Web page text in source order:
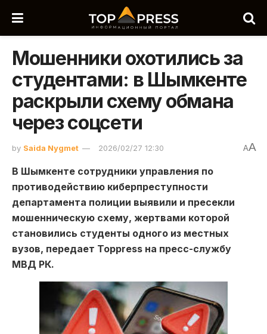
Мошенники охотились за
студентами: в Шымкенте
раскрыли схему обмана
через соцсети
by Saida Nygmet 2026/02/27 12:30 AA
В Шымкенте сотрудники управления по
противодействию киберпреступности
департамента полиции выявили и пресекли
мошенническую схему, жертвами которой
становились студенты одного из местных
вузов, передает Toppress на пресс-службу
МВД РК.